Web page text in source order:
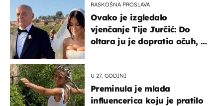
RASKOŠNA PROSLAVA
Ovako je izgledalo
vjenčanje Tije Jurčić: Do
oltara ju je dopratio očuh, a
U 27. GODINI
Preminula je mlada
influencerica koju je pratilo